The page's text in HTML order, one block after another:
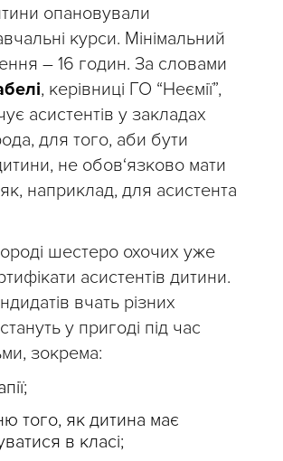
опановували
курси. Мінімальний
– 16 годин. За словами
, керівниці ГО “Неємії”,
асистентів у закладах
для того, аби бути
не обов‘язково мати
наприклад, для асистента
шестеро охочих уже
асистентів дитини.
вчать різних
у пригоді під час
зокрема:
того, як дитина має
в класі;